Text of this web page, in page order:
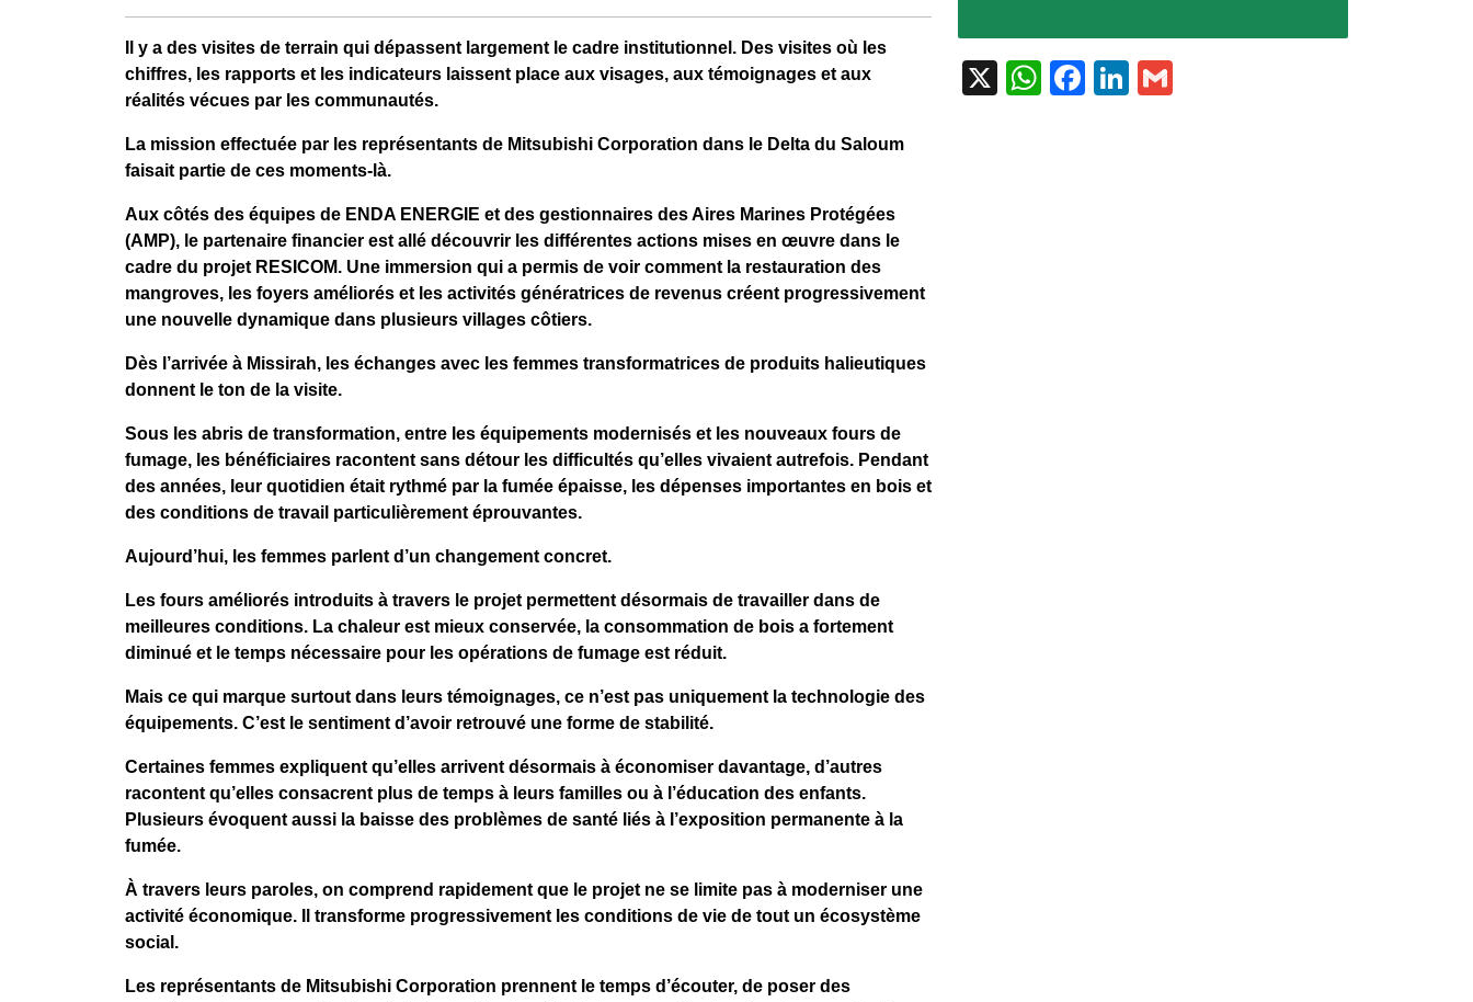
Il y a des visites de terrain qui dépassent largement le cadre institutionnel. Des visites où les
chiffres, les rapports et les indicateurs laissent place aux visages, aux témoignages et aux
réalités vécues par les communautés.
La mission effectuée par les représentants de Mitsubishi Corporation dans le Delta du Saloum
faisait partie de ces moments-là.
Aux côtés des équipes de ENDA ENERGIE et des gestionnaires des Aires Marines Protégées
(AMP), le partenaire financier est allé découvrir les différentes actions mises en œuvre dans le
cadre du projet RESICOM. Une immersion qui a permis de voir comment la restauration des
mangroves, les foyers améliorés et les activités génératrices de revenus créent progressivement
une nouvelle dynamique dans plusieurs villages côtiers.
Dès l’arrivée à Missirah, les échanges avec les femmes transformatrices de produits halieutiques
donnent le ton de la visite.
Sous les abris de transformation, entre les équipements modernisés et les nouveaux fours de
fumage, les bénéficiaires racontent sans détour les difficultés qu’elles vivaient autrefois. Pendant
des années, leur quotidien était rythmé par la fumée épaisse, les dépenses importantes en bois et
des conditions de travail particulièrement éprouvantes.
Aujourd’hui, les femmes parlent d’un changement concret.
Les fours améliorés introduits à travers le projet permettent désormais de travailler dans de
meilleures conditions. La chaleur est mieux conservée, la consommation de bois a fortement
diminué et le temps nécessaire pour les opérations de fumage est réduit.
Mais ce qui marque surtout dans leurs témoignages, ce n’est pas uniquement la technologie des
équipements. C’est le sentiment d’avoir retrouvé une forme de stabilité.
Certaines femmes expliquent qu’elles arrivent désormais à économiser davantage, d’autres
racontent qu’elles consacrent plus de temps à leurs familles ou à l’éducation des enfants.
Plusieurs évoquent aussi la baisse des problèmes de santé liés à l’exposition permanente à la
fumée.
À travers leurs paroles, on comprend rapidement que le projet ne se limite pas à moderniser une
activité économique. Il transforme progressivement les conditions de vie de tout un écosystème
social.
Les représentants de Mitsubishi Corporation prennent le temps d’écouter, de poser des
X WhatsAppFacebook
LinkedIn